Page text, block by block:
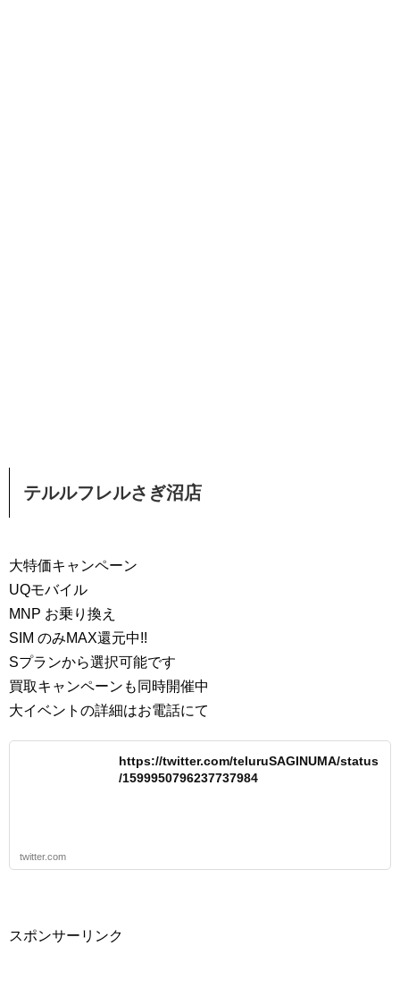
テルルフレルさぎ沼店
大特価キャンペーン
UQモバイル
MNP お乗り換え
SIM のみMAX還元中!!
Sプランから選択可能です
買取キャンペーンも同時開催中
大イベントの詳細はお電話にて
https://twitter.com/teluruSAGINUMA/status
/1599950796237737984
twitter.com
スポンサーリンク